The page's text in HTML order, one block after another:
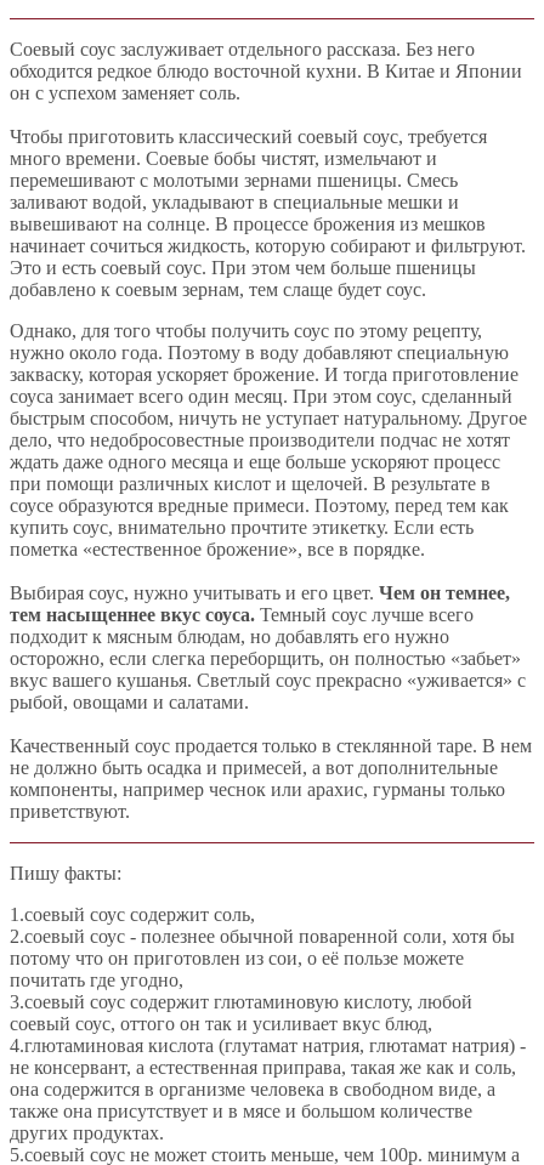
Соевый соус заслуживает отдельного рассказа. Без него
обходится редкое блюдо восточной кухни. В Китае и Японии
он с успехом заменяет соль.
Чтобы приготовить классический соевый соус, требуется
много времени. Соевые бобы чистят, измельчают и
перемешивают с молотыми зернами пшеницы. Смесь
заливают водой, укладывают в специальные мешки и
вывешивают на солнце. В процессе брожения из мешков
начинает сочиться жидкость, которую собирают и фильтруют.
Это и есть соевый соус. При этом чем больше пшеницы
добавлено к соевым зернам, тем слаще будет соус.
Однако, для того чтобы получить соус по этому рецепту,
нужно около года. Поэтому в воду добавляют специальную
закваску, которая ускоряет брожение. И тогда приготовление
соуса занимает всего один месяц. При этом соус, сделанный
быстрым способом, ничуть не уступает натуральному. Другое
дело, что недобросовестные производители подчас не хотят
ждать даже одного месяца и еще больше ускоряют процесс
при помощи различных кислот и щелочей. В результате в
соусе образуются вредные примеси. Поэтому, перед тем как
купить соус, внимательно прочтите этикетку. Если есть
пометка «естественное брожение», все в порядке.
Выбирая соус, нужно учитывать и его цвет. Чем он темнее,
тем насыщеннее вкус соуса. Темный соус лучше всего
подходит к мясным блюдам, но добавлять его нужно
осторожно, если слегка переборщить, он полностью «забьет»
вкус вашего кушанья. Светлый соус прекрасно «уживается» с
рыбой, овощами и салатами.
Качественный соус продается только в стеклянной таре. В нем
не должно быть осадка и примесей, а вот дополнительные
компоненты, например чеснок или арахис, гурманы только
приветствуют.
Пишу факты:
1.соевый соус содержит соль,
2.соевый соус - полезнее обычной поваренной соли, хотя бы
потому что он приготовлен из сои, о её пользе можете
почитать где угодно,
3.соевый соус содержит глютаминовую кислоту, любой
соевый соус, оттого он так и усиливает вкус блюд,
4.глютаминовая кислота (глутамат натрия, глютамат натрия) -
не консервант, а естественная приправа, такая же как и соль,
она содержится в организме человека в свободном виде, а
также она присутствует и в мясе и большом количестве
других продуктах.
5.соевый соус не может стоить меньше, чем 100р. минимум а